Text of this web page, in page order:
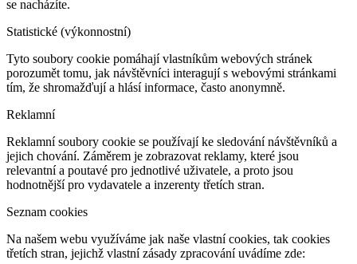
se nacházíte.
Statistické (výkonnostní)
Tyto soubory cookie pomáhají vlastníkům webových stránek
porozumět tomu, jak návštěvníci interagují s webovými stránkami
tím, že shromažďují a hlásí informace, často anonymně.
Reklamní
Reklamní soubory cookie se používají ke sledování návštěvníků a
jejich chování. Záměrem je zobrazovat reklamy, které jsou
relevantní a poutavé pro jednotlivé uživatele, a proto jsou
hodnotnější pro vydavatele a inzerenty třetích stran.
Seznam cookies
Na našem webu využíváme jak naše vlastní cookies, tak cookies
třetích stran, jejichž vlastní zásady zpracování uvádíme zde: